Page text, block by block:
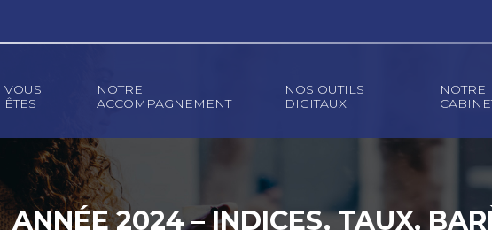
Principal
VOUS
ÊTES
NOTRE
ACCOMPAGNEMENT
NOS OUTILS
DIGITAUX
NOTRE
ANNÉE 2024 – INDICES, TAUX,